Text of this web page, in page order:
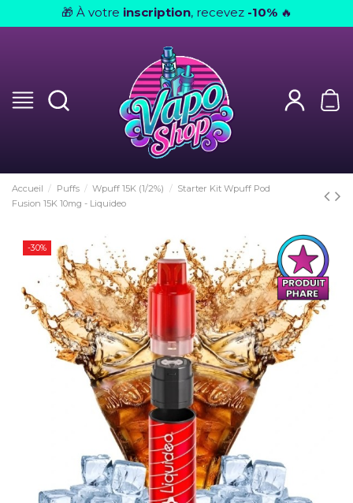
🎁 À votre inscription, recevez -10% 🔥
Accueil Puffs Wpuff 15K (1/2%)
Starter Kit Wpuff Pod
Fusion 15K 10mg - Liquideo
-30%